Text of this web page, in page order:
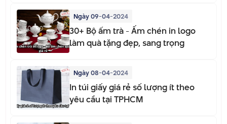
Ngày 09-04-2024
30+ Bộ ấm trà - Ấm chén in logo
làm quà tặng đẹp, sang trọng
Ngày 08-04-2024
In túi giấy giá rẻ số lượng ít theo
yêu cầu tại TPHCM